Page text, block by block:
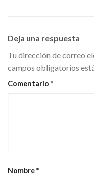
Deja una respuesta
Tu dirección de correo
campos obligatorios
Comentario *
Nombre*